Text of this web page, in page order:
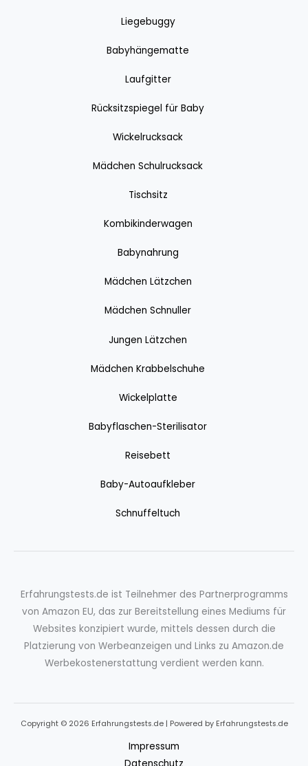
Liegebuggy
Babyhängematte
Laufgitter
Rücksitzspiegel für Baby
Wickelrucksack
Mädchen Schulrucksack
Tischsitz
Kombikinderwagen
Babynahrung
Mädchen Lätzchen
Mädchen Schnuller
Jungen Lätzchen
Mädchen Krabbelschuhe
Wickelplatte
Babyflaschen-Sterilisator
Reisebett
Baby-Autoaufkleber
Schnuffeltuch
Erfahrungstests.de ist Teilnehmer des Partnerprogramms
von Amazon EU, das zur Bereitstellung eines Mediums für
Websites konzipiert wurde, mittels dessen durch die
Platzierung von Werbeanzeigen und Links zu Amazon.de
Werbekostenerstattung verdient werden kann.
Copyright © 2026 Erfahrungstests.de | Powered by Erfahrungstests.de
Impressum